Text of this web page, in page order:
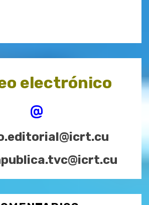
electrónico
@